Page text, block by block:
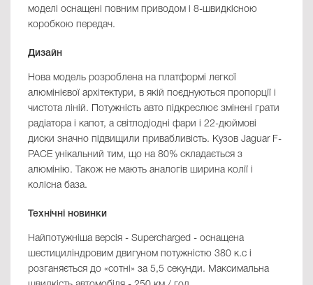
моделі оснащені повним приводом і 8-швидкісною
коробкою передач.
Дизайн
Нова модель розроблена на платформі легкої
алюмінієвої архітектури, в якій поєднуються пропорції і
чистота ліній. Потужність авто підкреслює змінені грати
радіатора і капот, а світлодіодні фари і 22-дюймові
диски значно підвищили привабливість. Кузов Jaguar F-
PACE унікальний тим, що на 80% складається з
алюмінію. Також не мають аналогів ширина колії і
колісна база.
Технічні новинки
Найпотужніша версія - Supercharged - оснащена
шестициліндровим двигуном потужністю 380 к.с і
розганяється до «сотні» за 5,5 секунди. Максимальна